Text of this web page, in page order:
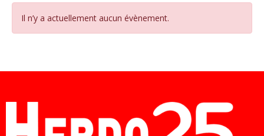
Il n’y a actuellement aucun évènement.